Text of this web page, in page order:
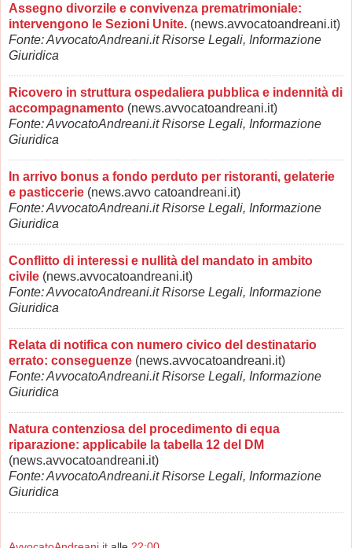
Assegno divorzile e convivenza prematrimoniale:
intervengono le Sezioni Unite. (news.avvocatoandreani.it)
Fonte: AvvocatoAndreani.it Risorse Legali, Informazione
Giuridica
Ricovero in struttura ospedaliera pubblica e indennità di
accompagnamento (news.avvocatoandreani.it)
Fonte: AvvocatoAndreani.it Risorse Legali, Informazione
Giuridica
In arrivo bonus a fondo perduto per ristoranti, gelaterie
e pasticcerie (news.avvo catoandreani.it)
Fonte: AvvocatoAndreani.it Risorse Legali, Informazione
Giuridica
Conflitto di interessi e nullità del mandato in ambito
civile (news.avvocatoandreani.it)
Fonte: AvvocatoAndreani.it Risorse Legali, Informazione
Giuridica
Relata di notifica con numero civico del destinatario
errato: conseguenze (news.avvocatoandreani.it)
Fonte: AvvocatoAndreani.it Risorse Legali, Informazione
Giuridica
Natura contenziosa del procedimento di equa
riparazione: applicabile la tabella 12 del DM
(news.avvocatoandreani.it)
Fonte: AvvocatoAndreani.it Risorse Legali, Informazione
Giuridica